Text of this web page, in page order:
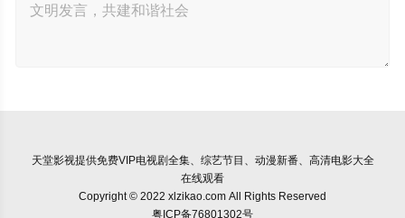
天堂影视提供免费VIP电视剧全集、综艺节目、动漫新番、高清电影大全
在线观看
Copyright © 2022 xlzikao.com All Rights Reserved
粤ICP备76801302号